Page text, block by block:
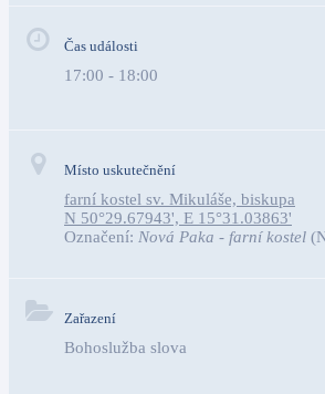
Čas události
17:00 - 18:00
Místo uskutečnění
farní kostel sv. Mikuláše, biskupa
N 50°29.67943', E 15°31.03863'
Označení: Nová Paka - farní kostel
Zařazení
Bohoslužba slova